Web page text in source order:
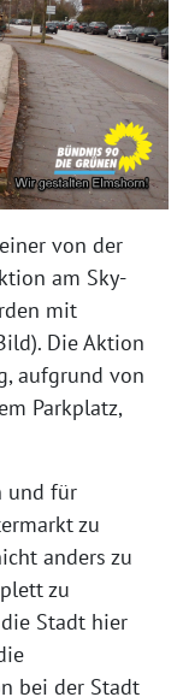
von der
am Sky-
mit
Die Aktion
aufgrund von
Parkplatz,
und für
zu
anders zu
zu
Stadt hier
bei der Stadt